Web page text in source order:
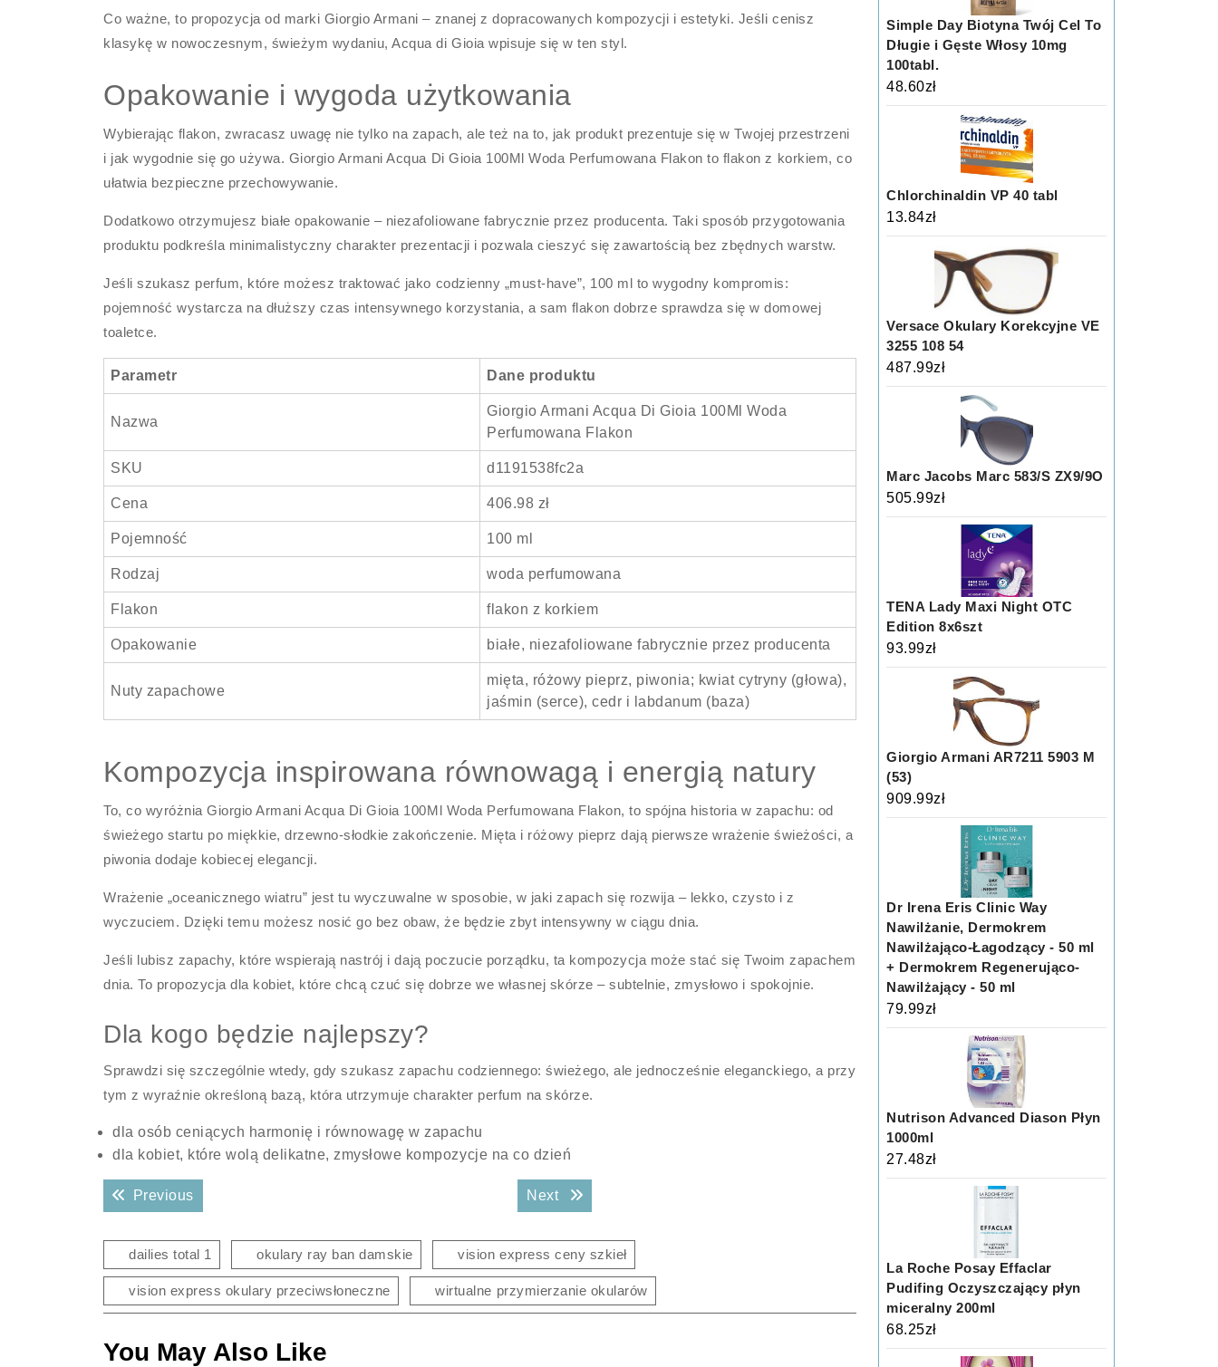
Co ważne, to propozycja od marki Giorgio Armani – znanej z dopracowanych kompozycji i estetyki. Jeśli cenisz
klasykę w nowoczesnym, świeżym wydaniu, Acqua di Gioia wpisuje się w ten styl.
Opakowanie i wygoda użytkowania
Wybierając flakon, zwracasz uwagę nie tylko na zapach, ale też na to, jak produkt prezentuje się w Twojej przestrzeni
i jak wygodnie się go używa. Giorgio Armani Acqua Di Gioia 100Ml Woda Perfumowana Flakon to flakon z korkiem, co
ułatwia bezpieczne przechowywanie.
Dodatkowo otrzymujesz białe opakowanie – niezafoliowane fabrycznie przez producenta. Taki sposób przygotowania
produktu podkreśla minimalistyczny charakter prezentacji i pozwala cieszyć się zawartością bez zbędnych warstw.
Jeśli szukasz perfum, które możesz traktować jako codzienny „must-have”, 100 ml to wygodny kompromis:
pojemność wystarcza na dłuższy czas intensywnego korzystania, a sam flakon dobrze sprawdza się w domowej
toaletce.
Parametr Dane produktu
Nazwa
Giorgio Armani Acqua Di Gioia 100Ml Woda
Perfumowana Flakon
SKU d1191538fc2a
Cena 406.98 zł
Pojemność 100 ml
Rodzaj woda perfumowana
Flakon flakon z korkiem
Opakowanie białe, niezafoliowane fabrycznie przez producenta
Nuty zapachowe
mięta, różowy pieprz, piwonia; kwiat cytryny (głowa),
jaśmin (serce), cedr i labdanum (baza)
Kompozycja inspirowana równowagą i energią natury
To, co wyróżnia Giorgio Armani Acqua Di Gioia 100Ml Woda Perfumowana Flakon, to spójna historia w zapachu: od
świeżego startu po miękkie, drzewno-słodkie zakończenie. Mięta i różowy pieprz dają pierwsze wrażenie świeżości, a
piwonia dodaje kobiecej elegancji.
Wrażenie „oceanicznego wiatru” jest tu wyczuwalne w sposobie, w jaki zapach się rozwija – lekko, czysto i z
wyczuciem. Dzięki temu możesz nosić go bez obaw, że będzie zbyt intensywny w ciągu dnia.
Jeśli lubisz zapachy, które wspierają nastrój i dają poczucie porządku, ta kompozycja może stać się Twoim zapachem
dnia. To propozycja dla kobiet, które chcą czuć się dobrze we własnej skórze – subtelnie, zmysłowo i spokojnie.
Dla kogo będzie najlepszy?
Sprawdzi się szczególnie wtedy, gdy szukasz zapachu codziennego: świeżego, ale jednocześnie eleganckiego, a przy
tym z wyraźnie określoną bazą, która utrzymuje charakter perfum na skórze.
dla osób ceniących harmonię i równowagę w zapachu
dla kobiet, które wolą delikatne, zmysłowe kompozycje na co dzień
Nawigacja
wpisu
PreviousPrevious post: Next Next post:
dailies total 1 okulary ray ban damskie vision express ceny szkieł
vision express okulary przeciwsłoneczne wirtualne przymierzanie okularów
You May Also Like
Simple Day Biotyna Twój Cel To
Długie i Gęste Włosy 10mg
100tabl.
48.60zł
Chlorchinaldin VP 40 tabl
13.84zł
Versace Okulary Korekcyjne VE
3255 108 54
487.99zł
Marc Jacobs Marc 583/S ZX9/9O
505.99zł
TENA Lady Maxi Night OTC
Edition 8x6szt
93.99zł
Giorgio Armani AR7211 5903 M
(53)
909.99zł
Dr Irena Eris Clinic Way
Nawilżanie, Dermokrem
Nawilżająco-Łagodzący - 50 ml
+ Dermokrem Regenerująco-
Nawilżający - 50 ml
79.99zł
Nutrison Advanced Diason Płyn
1000ml
27.48zł
La Roche Posay Effaclar
Pudifing Oczyszczający płyn
miceralny 200ml
68.25zł